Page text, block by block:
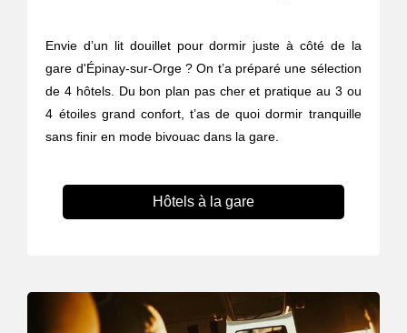
Envie d’un lit douillet pour dormir juste à côté de la
gare d'Épinay-sur-Orge ? On t’a préparé une sélection
de 4 hôtels. Du bon plan pas cher et pratique au 3 ou
4 étoiles grand confort, t’as de quoi dormir tranquille
sans finir en mode bivouac dans la gare.
Hôtels à la gare